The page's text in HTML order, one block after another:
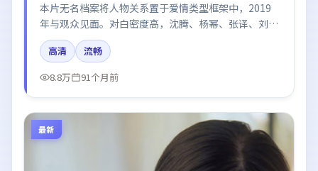
本片无名档案将人物关系置于爱情类型框架中，2019
年与观众见面。对白密度高，沈腾、杨幂、张译、刘亦
菲的台词节奏值得关注；整体气质偏英国都市与冷色调
摄影。
高清
流畅
8.8万
91个月前
最新